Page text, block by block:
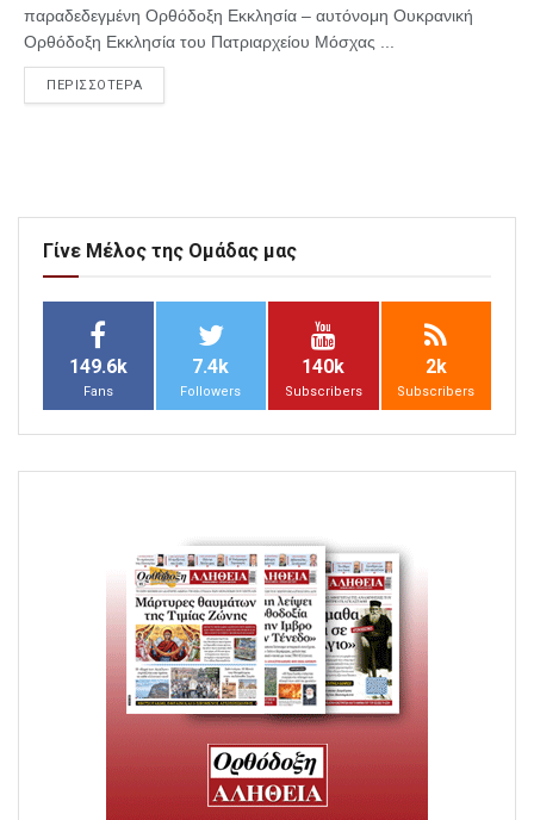
παραδεδεγμένη Ορθόδοξη Εκκλησία – αυτόνομη Ουκρανική
Ορθόδοξη Εκκλησία του Πατριαρχείου Μόσχας ...
ΠΕΡΙΣΣΟΤΕΡΑ
Γίνε Μέλος της Ομάδας μας
149.6k
Fans
7.4k
Followers
140k
Subscribers
2k
Subscribers